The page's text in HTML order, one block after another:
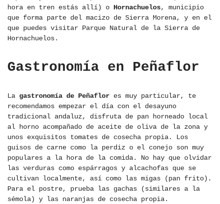
hora en tren estás allí) o Hornachuelos, municipio
que forma parte del macizo de Sierra Morena, y en el
que puedes visitar Parque Natural de la Sierra de
Hornachuelos.
Gastronomía en Peñaflor
La gastronomía de Peñaflor es muy particular, te
recomendamos empezar el día con el desayuno
tradicional andaluz, disfruta de pan horneado local
al horno acompañado de aceite de oliva de la zona y
unos exquisitos tomates de cosecha propia. Los
guisos de carne como la perdiz o el conejo son muy
populares a la hora de la comida. No hay que olvidar
las verduras como espárragos y alcachofas que se
cultivan localmente, así como las migas (pan frito).
Para el postre, prueba las gachas (similares a la
sémola) y las naranjas de cosecha propia.